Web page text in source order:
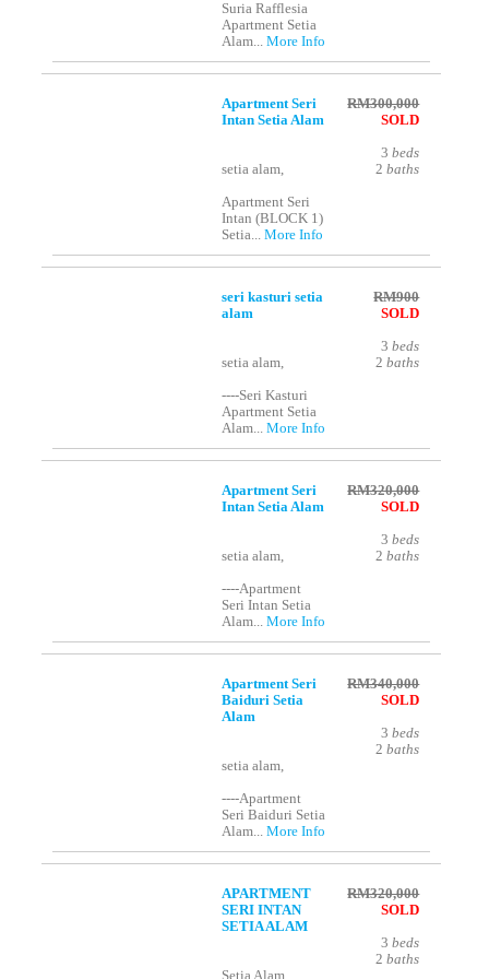
Suria Rafflesia
Apartment Setia
Alam...More Info
Apartment Seri
Intan Setia Alam
setia alam,
Apartment Seri
Intan (BLOCK 1)
Setia...More Info
RM300,000
SOLD
3 beds
2 baths
seri kasturi setia
alam
setia alam,
----Seri Kasturi
Apartment Setia
Alam...More Info
RM900
SOLD
3 beds
2 baths
Apartment Seri
Intan Setia Alam
setia alam,
----Apartment
Seri Intan Setia
Alam...More Info
RM320,000
SOLD
3 beds
2 baths
Apartment Seri
Baiduri Setia
Alam
setia alam,
----Apartment
Seri Baiduri Setia
Alam...More Info
RM340,000
SOLD
3 beds
2 baths
APARTMENT
SERI INTAN
SETIA ALAM
Setia Alam,
RM320,000
SOLD
3 beds
2 baths